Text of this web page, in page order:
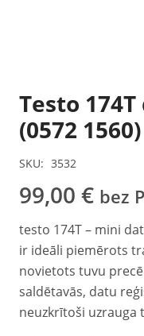
Testo
(0572 1560)
SKU: 3532
99,00 € bez
testo 174T – mini
ir ideāli piemērots
novietots tuvu
saldētavās, datu
neuzkrītoši uzrauga